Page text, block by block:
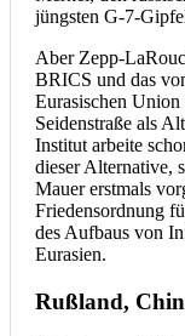
jüngsten G-7-
Aber Zepp-
BRICS und das
Eurasischen
Seidenstraße als
Institut arbeite
dieser Alternative,
Mauer erstmals
Friedensordnung
des Aufbaus von
Eurasien.
Rußland,